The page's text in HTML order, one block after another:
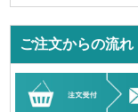
ご注文からの流れ